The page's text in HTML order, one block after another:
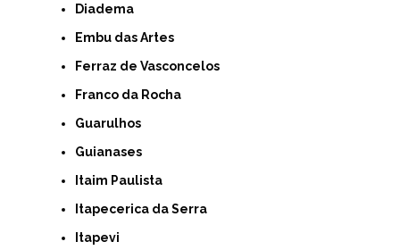
Diadema
Embu das Artes
Ferraz de Vasconcelos
Franco da Rocha
Guarulhos
Guianases
Itaim Paulista
Itapecerica da Serra
Itapevi